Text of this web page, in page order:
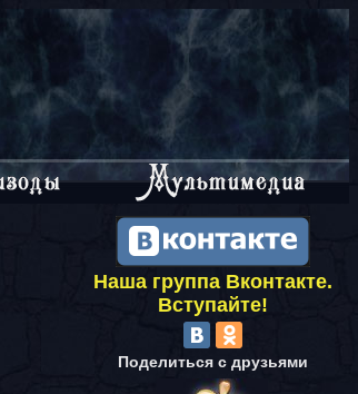
Наша группа Вконтакте.
Вступайте!
Поделиться с друзьями